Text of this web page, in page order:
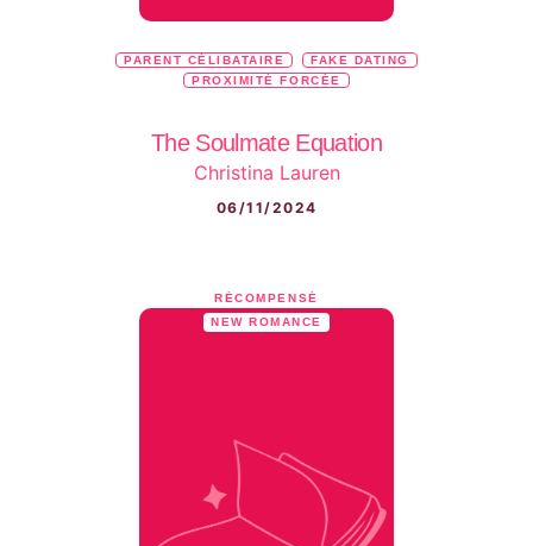
PARENT CÉLIBATAIRE
FAKE DATING
PROXIMITÉ FORCÉE
The Soulmate Equation
Christina Lauren
06/11/2024
RÉCOMPENSÉ
NEW ROMANCE